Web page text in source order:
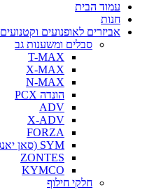
עמוד הבית
חנות
אביזרים לאופנועים וקטנועים
סבלים ומשענות גב
T-MAX
X-MAX
N-MAX
הונדה PCX
ADV
X-ADV
FORZA
SYM (סאן יאנג)
ZONTES
KYMCO
חלקי חילוף